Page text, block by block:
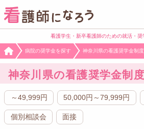
看護学生・新卒看護師のための就活・奨
病院の奨学金を探す 神奈川県の看護奨学金制
神奈川県の看護奨学金制
～49,999円 50,000円～79,999円
個別相談会 面接